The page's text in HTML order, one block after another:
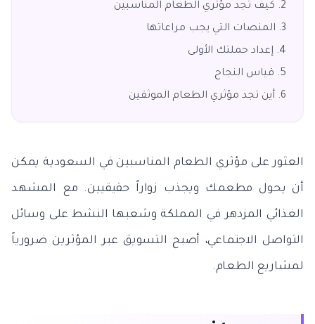
كيف تجد مؤثري الطعام المناسبين
المنصات التي يجب مراعاتها
إعداد حملتك الأولى
قياس النجاح
أين تجد مؤثري الطعام الموثقين
العثور على مؤثري الطعام المناسبين في السعودية يمكن
أن يحول مطعمك ويجذب زواراً حقيقيين. مع المشهد
الغذائي المزدهر في المملكة وشعبها النشط على وسائل
التواصل الاجتماعي، أصبح التسويق عبر المؤثرين ضرورياً
لمشاريع الطعام.